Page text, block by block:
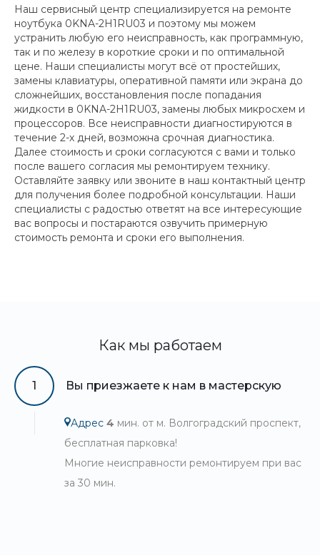
Наш сервисный центр специализируется на ремонте
ноутбука 0KNA-2H1RU03 и поэтому мы можем
устранить любую его неисправность, как программную,
так и по железу в короткие сроки и по оптимальной
цене. Наши специалисты могут всё от простейших,
замены клавиатуры, оперативной памяти или экрана до
сложнейших, восстановления после попадания
жидкости в 0KNA-2H1RU03, замены любых микросхем и
процессоров. Все неисправности диагностируются в
течение 2-х дней, возможна срочная диагностика.
Далее стоимость и сроки согласуются с вами и только
после вашего согласия мы ремонтируем технику.
Оставляйте заявку или звоните в наш контактный центр
для получения более подробной консультации. Наши
специалисты с радостью ответят на все интересующие
вас вопросы и постараются озвучить примерную
стоимость ремонта и сроки его выполнения.
Как мы работаем
1 Вы приезжаете к нам в мастерскую
Адрес 4 мин. от м. Волгоградский проспект,
бесплатная парковка!
Многие неисправности ремонтируем при вас
за 30 мин.